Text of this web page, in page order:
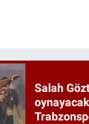
Salah